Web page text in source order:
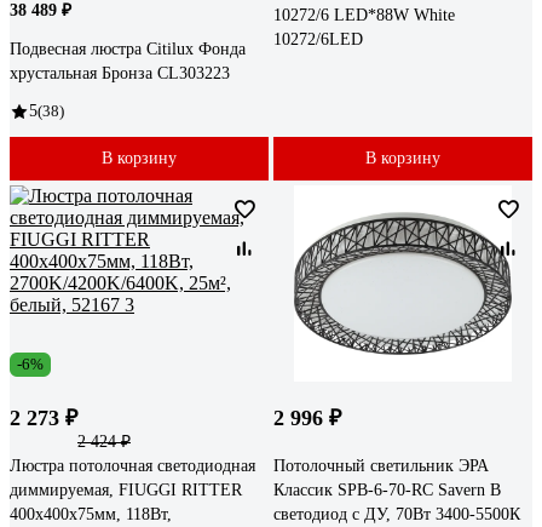
38 489 ₽
Подвесная люстра Citilux Фонда
хрустальная Бронза CL303223
5(38)
В корзину
10272/6 LED*88W White
10272/6LED
В корзину
-6%
2 273 ₽
2 424 ₽
Люстра потолочная светодиодная
диммируемая, FIUGGI RITTER
400x400x75мм, 118Вт,
2 996 ₽
Потолочный светильник ЭРА
Классик SPB-6-70-RC Savern В
светодиод с ДУ, 70Вт 3400-5500К